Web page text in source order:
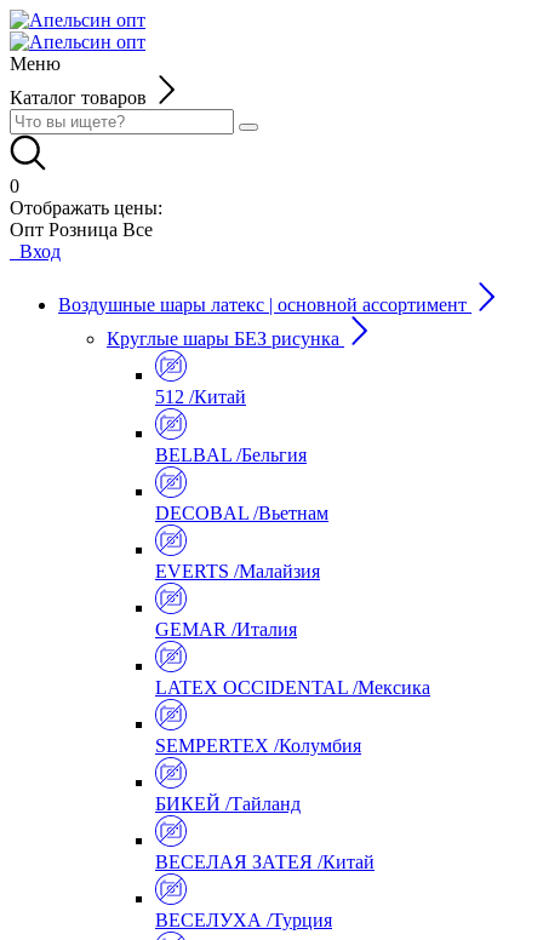
Меню
Каталог товаров
0
Отображать цены:
Опт Розница Все
Вход
Воздушные шары латекс | основной ассортимент
Круглые шары БЕЗ рисунка
512 /Китай
BELBAL /Бельгия
DECOBAL /Вьетнам
EVERTS /Малайзия
GEMAR /Италия
LATEX OCCIDENTAL /Мексика
SEMPERTEX /Колумбия
БИКЕЙ /Тайланд
ВЕСЕЛАЯ ЗАТЕЯ /Китай
ВЕСЕЛУХА /Турция